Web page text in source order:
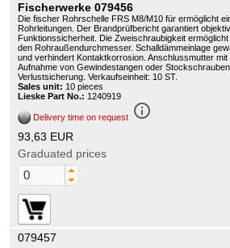
Fischerwerke 079456
Die fischer Rohrschelle FRS M8/M10 für ermöglicht
Rohrleitungen. Der Brandprüfbericht garantiert
Funktionssicherheit. Die Zweischraubigkeit
den Rohraußendurchmesser. Schalldämmeinlage
und verhindert Kontaktkorrosion. Anschlussmutter
Aufnahme von Gewindestangen oder
Verlustsicherung. Verkaufseinheit: 10 ST.
Sales unit: 10 pieces
Lieske Part No.: 1240919
Delivery time on request info_outline
93,63 EUR
Graduated prices
079457